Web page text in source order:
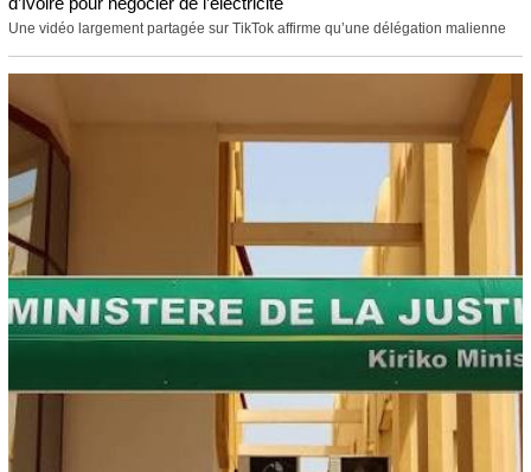
Une vidéo largement partagée sur TikTok affirme qu’une délégation malienne